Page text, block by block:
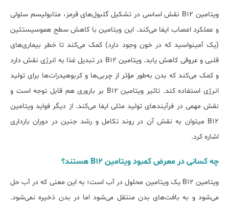
ویتامین B12
نقش اساسی در تشکیل گلبول‌های قرمز، متابولیسم سلولی
و عملکرد اعصاب ایفا می‌کند. این ویتامین با کاهش سطح هموسیستئین
(یک آمینواسید که در خون وجود دارد) کمک می‌کند تا خطر بیماری‌های
قلبی و عروقی کاهش یابد. ویتامین B12 در تبدیل غذا به انرژی نقش دارد
و کمک می‌کند که بدن به‌طور مؤثر از چربی‌ها و کربوهیدرات‌ها برای تولید
انرژی استفاده کند. تاثیر ویتامین B12 بر باروری هم قابل توجه است و
نقش مهمی در فرآیندهای تولید مثلی ایفا می‌کند. از دیگر فواید ویتامین
B12 می‎توان به نقش آن در روند تکامل و رشد جنین در دوران بارداری
اشاره کرد.
چه کسانی در معرض کمبود ویتامین B12 هستند؟
ویتامین B12 یک ویتامین محلول در آب است؛ به این معنی که در آب حل
می‎‌شود و به بافت‌های بدن منتقل می‌شود اما در بدن ذخیره نمی‎‌شود.